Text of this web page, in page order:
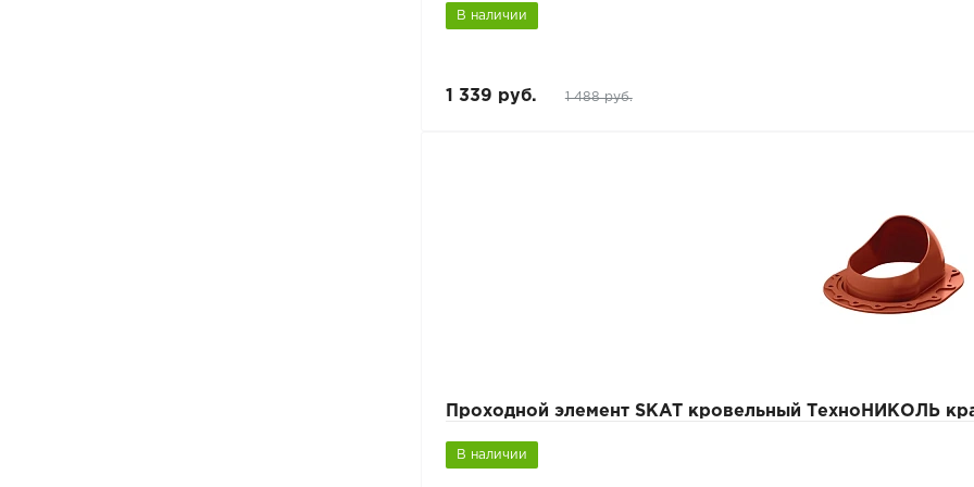
В наличии
1 339 руб. 1 488 руб.
Проходной элемент SKAT кровельный ТехноНИКОЛЬ
В наличии